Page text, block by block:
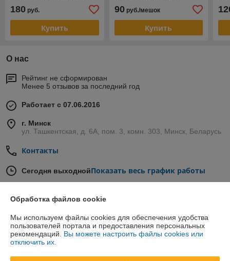
180 руб.
Купить
90руб./мешок
Купить
О нас
Рейтинг не сформирован
Менее 5 отзывов за последний год
Работает с 07.06.2016
г. Минск
ул. Ташкентская, д. 6А, пом. 3, комн. 303, Минск, Беларусь
Контакты
Сегодня выходнойПоказать весь график работы
Отзывы о магазине
14 отзывов за всё время
Покупатель
Обработка файлов cookie
Мы используем файлы cookies для обеспечения удобства
пользователей портала и предоставления персональных
рекомендаций. Вы можете настроить файлы cookies или
отключить их.